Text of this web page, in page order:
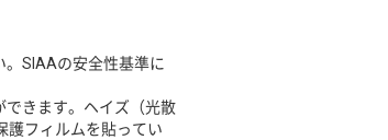
SIAAの安全性基準に
きます。ヘイズ（光散
護フィルムを貼ってい